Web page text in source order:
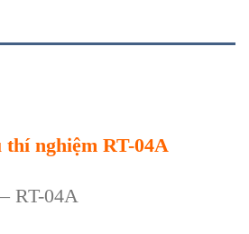
nghiệm RT-04A
RT-04A